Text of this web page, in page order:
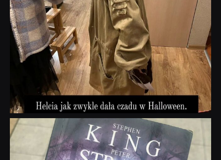
dobryhorror
Wrz 23